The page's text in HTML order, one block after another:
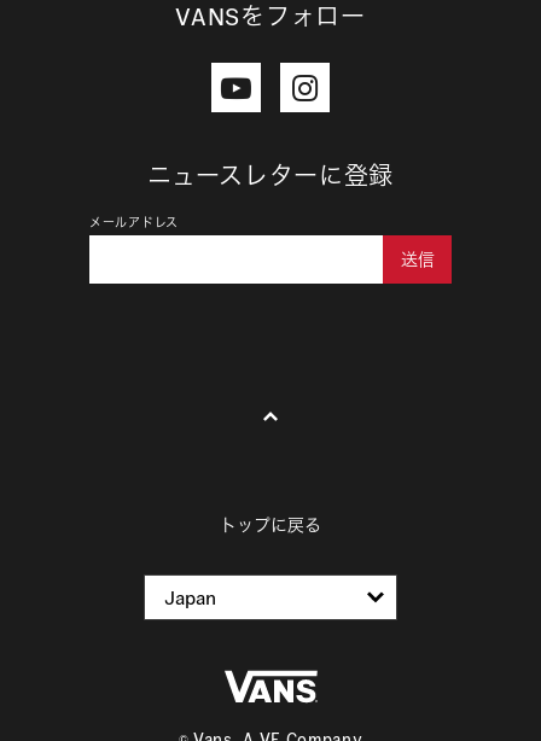
VANSをフォロー
ニュースレターに登録
メールアドレス
送信
トップに戻る